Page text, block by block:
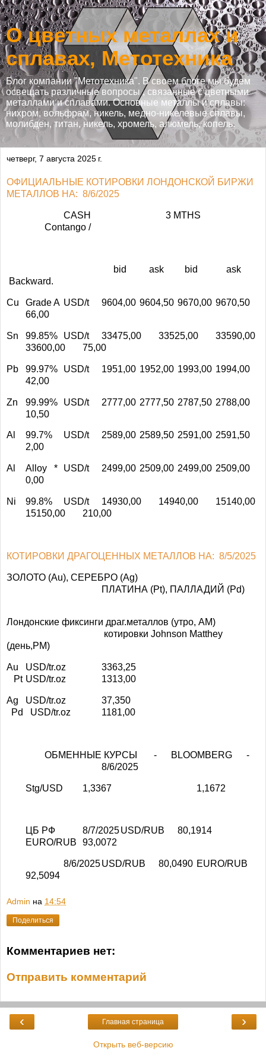
О цветных металлах и
сплавах, Метотехника
Блог компании "Метотехника". В своем блоге мы будем
освещать различные вопросы , связанные с цветными
металлами и сплавами. Основные металлы и сплавы:
нихром, вольфрам, никель, медно-никелевые сплавы,
молибден, титан, никель, хромель, алюмель, копель.
четверг, 7 августа 2025 г.
ОФИЦИАЛЬНЫЕ КОТИРОВКИ ЛОНДОНСКОЙ БИРЖИ
МЕТАЛЛОВ НА: 8/6/2025
CASH
3 MTHS
Contango /
bid ask
bid ask
Backward.
Cu Grade A USD/t 9604,00 9604,50 9670,00 9670,50
66,00
Sn 99.85% USD/t 33475,00 33525,00
33590,00
33600,00
75,00
Pb 99.97% USD/t 1951,00 1952,00 1993,00 1994,00
42,00
Zn 99.99% USD/t 2777,00 2777,50 2787,50 2788,00
10,50
Al 99.7% USD/t 2589,00 2589,50 2591,00 2591,50
2,00
Al Alloy * USD/t 2499,00 2509,00 2499,00 2509,00
0,00
Ni 99.8% USD/t 14930,00 14940,00
15140,00
15150,00
210,00
КОТИРОВКИ ДРАГОЦЕННЫХ МЕТАЛЛОВ НА: 8/5/2025
ЗОЛОТО (Au), СЕРЕБРО (Ag)
ПЛАТИНА (Pt), ПАЛЛАДИЙ (Pd)
Лондонские фиксинги драг.металлов (утро, АМ)
котировки Johnson Matthey
(день,РМ)
Au USD/tr.oz
3363,25
Pt USD/tr.oz 1313,00
Ag USD/tr.oz
37,350
Pd
USD/tr.oz 1181,00
ОБМЕННЫЕ КУРСЫ - BLOOMBERG -
8/6/2025
Stg/USD 1,3367 1,1672
ЦБ РФ 8/7/2025USD/RUB
80,1914
EURO/RUB
93,0072
8/6/2025USD/RUB 80,0490 EURO/RUB
92,5094
Admin на 14:54
Поделиться
Комментариев нет:
Отправить комментарий
‹ ›
Главная страница
Открыть веб-версию